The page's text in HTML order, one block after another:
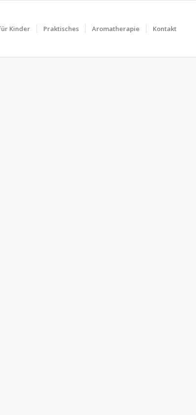
Kinder Praktisches Aromatherapie Kontakt